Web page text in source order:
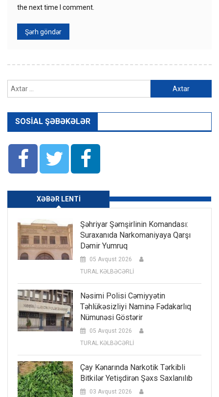
the next time I comment.
SOSIAL ŞƏBƏKƏLƏR
XƏBƏR LENTI
Şəhriyar Şəmşirlinin Komandası:
Suraxanıda Narkomaniyaya Qarşı
Dəmir Yumruq
05 Avqust 2026
TURAL KƏLBƏCƏRLİ
Nəsimi Polisi Cəmiyyətin
Təhlükəsizliyi Naminə Fədakarlıq
Nümunəsi Göstərir
05 Avqust 2026
TURAL KƏLBƏCƏRLİ
Çay Kənarında Narkotik Tərkibli
Bitkilər Yetişdirən Şəxs Saxlanılıb
03 Avqust 2026